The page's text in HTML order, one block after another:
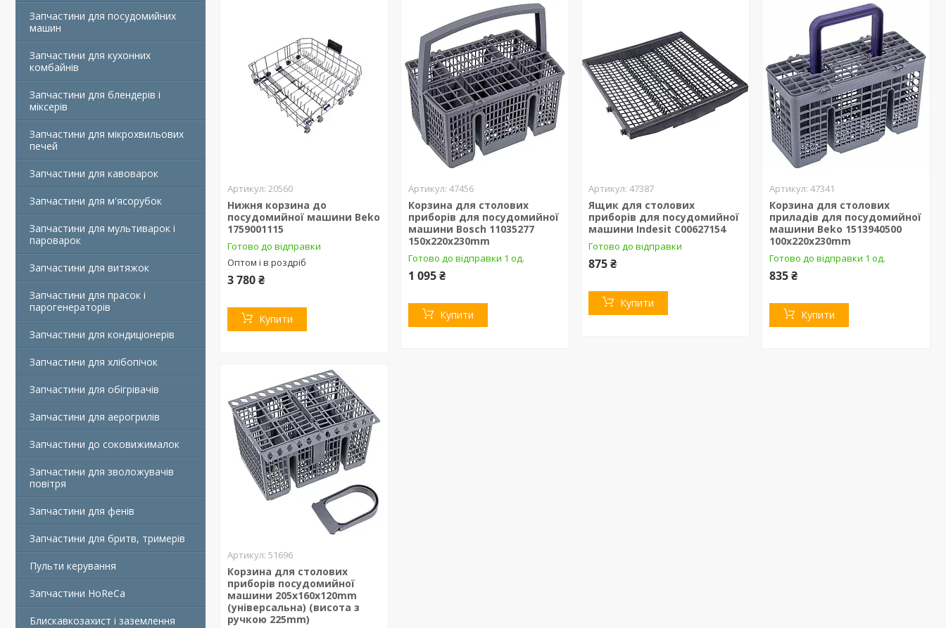
Запчастини для посудомийних
машин
Запчастини для кухонних
комбайнів
Запчастини для блендерів і
міксерів
Запчастини для мікрохвильових
печей
Запчастини для кавоварок
Запчастини для м'ясорубок
Запчастини для мультиварок і
пароварок
Запчастини для витяжок
Запчастини для прасок і
парогенераторів
Запчастини для кондиціонерів
Запчастини для хлібопічок
Запчастини для обігрівачів
Запчастини для аерогрилів
Запчастини до соковижималок
Запчастини для зволожувачів
повітря
Запчастини для фенів
Запчастини для бритв, тримерів
Пульти керування
Запчастини HoReCa
Блискавкозахист і заземлення
20560
Нижня корзина до
посудомийної машини Beko
1759001115
Готово до відправки
Оптом і в роздріб
3 780 ₴
Купити
47456
Корзина для столових
приборів для посудомийної
машини Bosch 11035277
150x220x230mm
Готово до відправки 1 од.
1 095 ₴
Купити
47387
Ящик для столових
приборів для посудомийної
машини Indesit C00627154
Готово до відправки
875 ₴
Купити
47341
Корзина для столових
приладів для посудомийної
машини Beko 1513940500
100x220x230mm
Готово до відправки 1 од.
835 ₴
Купити
51696
Корзина для столових
приборів посудомийної
машини 205х160х120mm
(універсальна) (висота з
ручкою 225mm)